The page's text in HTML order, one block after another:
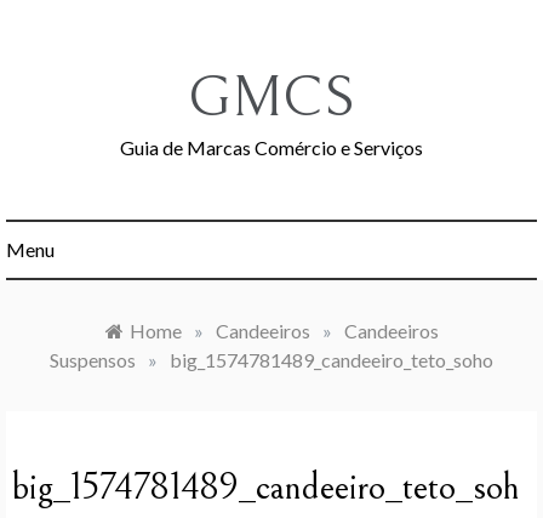
GMCS
Guia de Marcas Comércio e Serviços
Menu
Home » Candeeiros » Candeeiros
Suspensos
» big_1574781489_candeeiro_teto_soho
big_1574781489_candeeiro_teto_soh